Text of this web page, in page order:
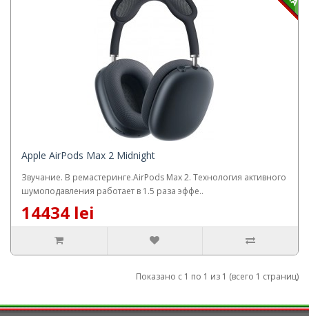
Apple AirPods Max 2 Midnight
Звучание. В ремастеринге.AirPods Max 2. Технология активного
шумоподавления работает в 1.5 раза эффе..
14434 lei
Показано с 1 по 1 из 1 (всего 1 страниц)